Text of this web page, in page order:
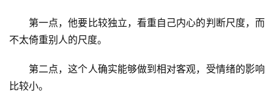
第一点，他要比较独立，看重自己内心的判断尺度，而
不太倚重别人的尺度。
第二点，这个人确实能够做到相对客观，受情绪的影响
比较小。